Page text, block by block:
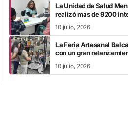
La Unidad de Salud
realizó más de 9200
10 julio, 2026
La Feria Artesanal
con un gran
10 julio, 2026